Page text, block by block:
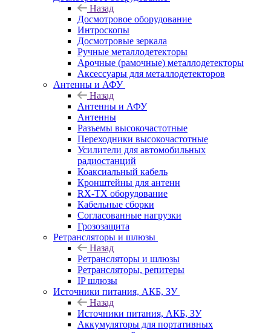
Назад
Досмотровое оборудование
Интроскопы
Досмотровые зеркала
Ручные металлодетекторы
Арочные (рамочные) металлодетекторы
Аксессуары для металлодетекторов
Антенны и АФУ
Назад
Антенны и АФУ
Антенны
Разъемы высокочастотные
Переходники высокочастотные
Усилители для автомобильных
радиостанций
Коаксиальный кабель
Кронштейны для антенн
RX-TX оборудование
Кабельные сборки
Согласованные нагрузки
Грозозащита
Ретрансляторы и шлюзы
Назад
Ретрансляторы и шлюзы
Ретрансляторы, репитеры
IP шлюзы
Источники питания, АКБ, ЗУ
Назад
Источники питания, АКБ, ЗУ
Аккумуляторы для портативных